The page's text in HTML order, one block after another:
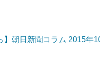
】朝日新聞コラム 2015年